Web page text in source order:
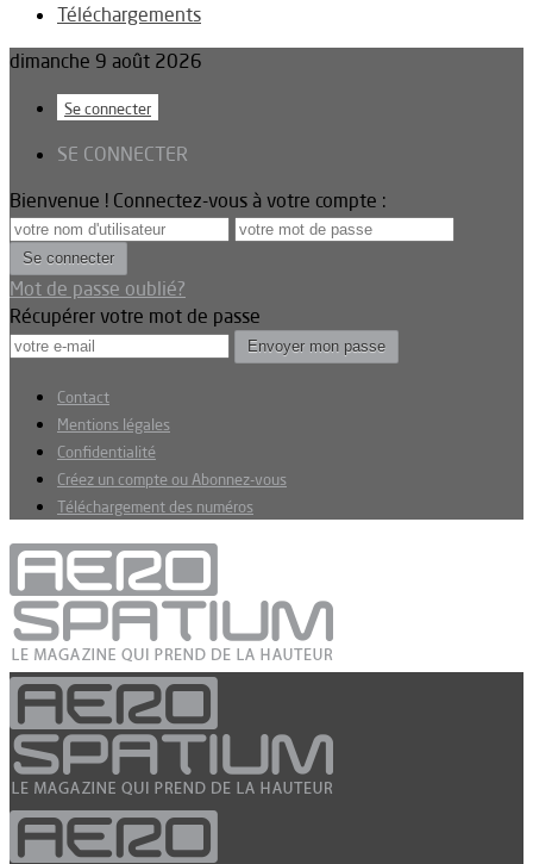
Téléchargements
dimanche 9 août 2026
Se connecter
SE CONNECTER
Bienvenue ! Connectez-vous à votre compte :
Mot de passe oublié?
Récupérer votre mot de passe
Contact
Mentions légales
Confidentialité
Créez un compte ou Abonnez-vous
Téléchargement des numéros